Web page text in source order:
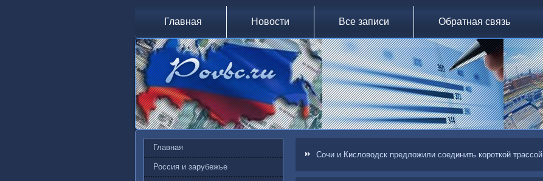
Главная Новости Все записи Обратная связь
Главная
Россия и зарубежье
Сочи и Кисловодск предложили соединить короткой трассой